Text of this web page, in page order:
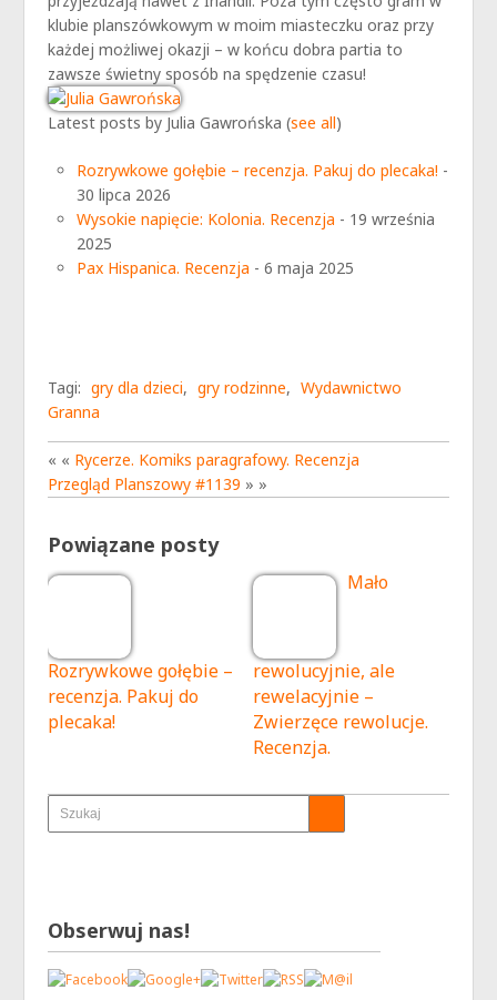
klubie planszówkowym w moim miasteczku oraz przy
każdej możliwej okazji – w końcu dobra partia to
zawsze świetny sposób na spędzenie czasu!
Latest posts by Julia Gawrońska (see all)
Rozrywkowe gołębie – recenzja. Pakuj do plecaka! -
30 lipca 2026
Wysokie napięcie: Kolonia. Recenzja - 19 września
2025
Pax Hispanica. Recenzja - 6 maja 2025
Tagi: gry dla dzieci, gry rodzinne, Wydawnictwo
Granna
« « Rycerze. Komiks paragrafowy. Recenzja
Przegląd Planszowy #1139 » »
Powiązane posty
Rozrywkowe gołębie –
recenzja. Pakuj do
plecaka!
Mało
rewolucyjnie, ale
rewelacyjnie –
Zwierzęce rewolucje.
Recenzja.
Obserwuj nas!